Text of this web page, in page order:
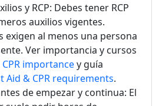
y RCP: Debes tener RCP
auxilios vigentes.
exigen al menos una persona
Ver importancia y cursos
importancey guía
Aid & CPR requirements.
de empezar y continua: El